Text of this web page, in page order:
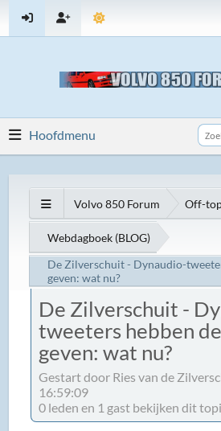
Hoofdmenu
Volvo 850 Forum Off-
Webdagboek (BLOG)
De Zilverschuit - Dynaudio-
geven: wat nu?
De Zilverschuit -
tweeters hebben
geven: wat nu?
Gestart door Ries van de
16:59:09
0 leden en 1 gast bekijken dit